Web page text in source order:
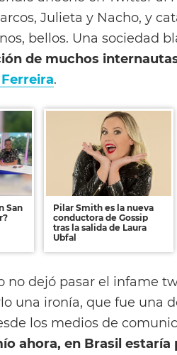
Julieta y Nacho, y
bellos. Una sociedad
de muchos
.
San
Pilar Smith es la nueva
conductora de Gossip
tras la salida de Laura
Ubfal
no dejó pasar el infame
una ironía, que fue una
los medios de
ahora, en Brasil estaría